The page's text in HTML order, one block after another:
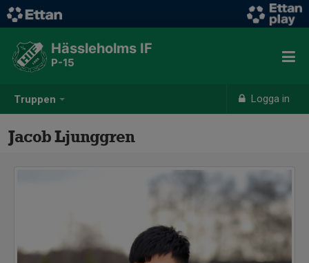
Truppen Logga in
Hässleholms IF
P-15
Jacob Ljunggren